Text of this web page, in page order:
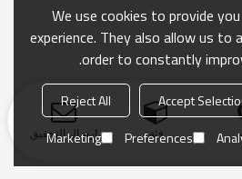
فئة ارسال التحقيق
We use cookies to provide
experience. They also allow us to
order to constantly
Accept
Reject All
Preferences
Marketing